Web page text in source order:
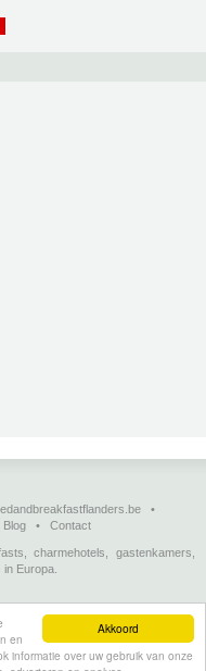
Akkoord
en
informatie over uw gebruik van onze
•
Blog • Contact
charmehotels, gastenkamers,
Europa.
(in het Nederlands)•Chambres
(en français) •
Bed &
Bed &
•Bed & breakfast, hoteles